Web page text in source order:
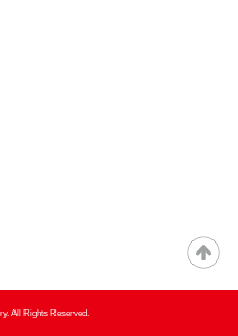
All Rights Reserved.